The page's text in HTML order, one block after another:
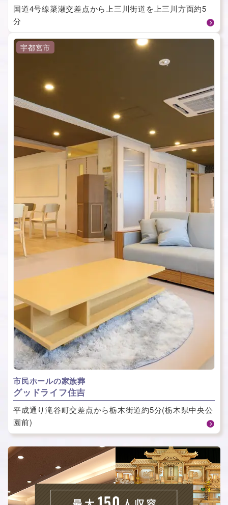
国道4号線簗瀬交差点から上三川街道を上三川方面約5
分
宇都宮市
市民ホールの家族葬
グッドライフ住吉
平成通り滝谷町交差点から栃木街道約5分(栃木県中央公
園前)